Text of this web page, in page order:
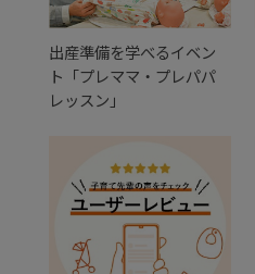
出産準備を学べるイベン
ト「プレママ・プレパパ
レッスン」